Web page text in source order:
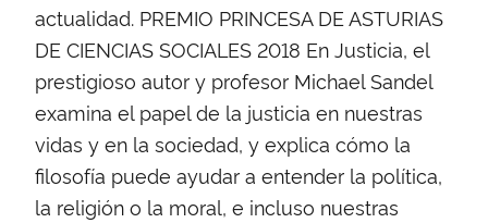
actualidad. PREMIO PRINCESA DE ASTURIAS
DE CIENCIAS SOCIALES 2018 En Justicia, el
prestigioso autor y profesor Michael Sandel
examina el papel de la justicia en nuestras
vidas y en la sociedad, y explica cómo la
filosofía puede ayudar a entender la política,
la religión o la moral, e incluso nuestras